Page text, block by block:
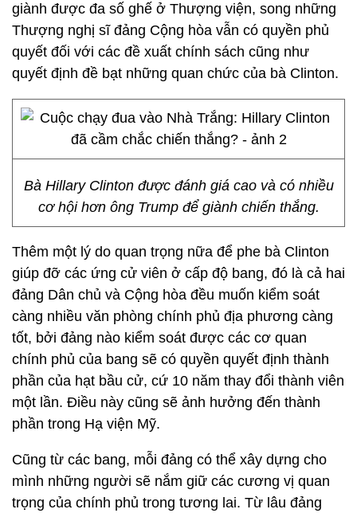
giành được đa số ghế ở Thượng viện, song những
Thượng nghị sĩ đảng Cộng hòa vẫn có quyền phủ
quyết đối với các đề xuất chính sách cũng như
quyết định đề bạt những quan chức của bà Clinton.
Bà Hillary Clinton được đánh giá cao và có nhiều
cơ hội hơn ông Trump để giành chiến thắng.
Thêm một lý do quan trọng nữa để phe bà Clinton
giúp đỡ các ứng cử viên ở cấp độ bang, đó là cả hai
đảng Dân chủ và Cộng hòa đều muốn kiểm soát
càng nhiều văn phòng chính phủ địa phương càng
tốt, bởi đảng nào kiểm soát được các cơ quan
chính phủ của bang sẽ có quyền quyết định thành
phần của hạt bầu cử, cứ 10 năm thay đổi thành viên
một lần. Điều này cũng sẽ ảnh hưởng đến thành
phần trong Hạ viện Mỹ.
Cũng từ các bang, mỗi đảng có thể xây dựng cho
mình những người sẽ nắm giữ các cương vị quan
trọng của chính phủ trong tương lai. Từ lâu đảng